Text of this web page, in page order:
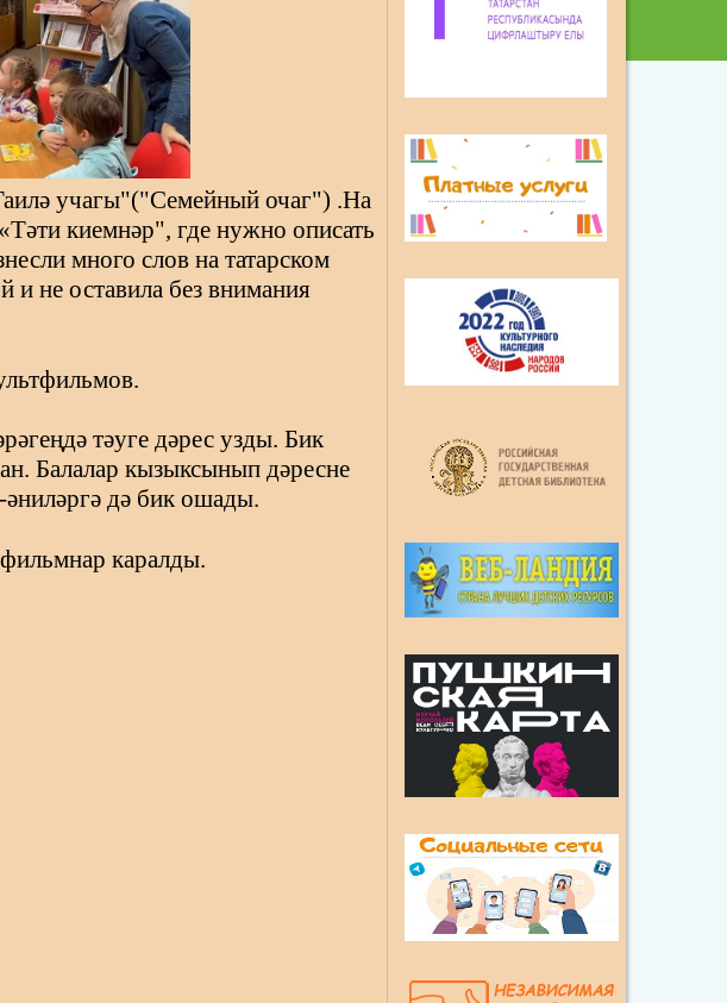
учагы"("Семейный очаг") .На
киемнәр", где нужно описать
много слов на татарском
и не оставила без внимания
тәуге дәрес узды. Бик
Балалар кызыксынып дәресне
дә бик ошады.
каралды.